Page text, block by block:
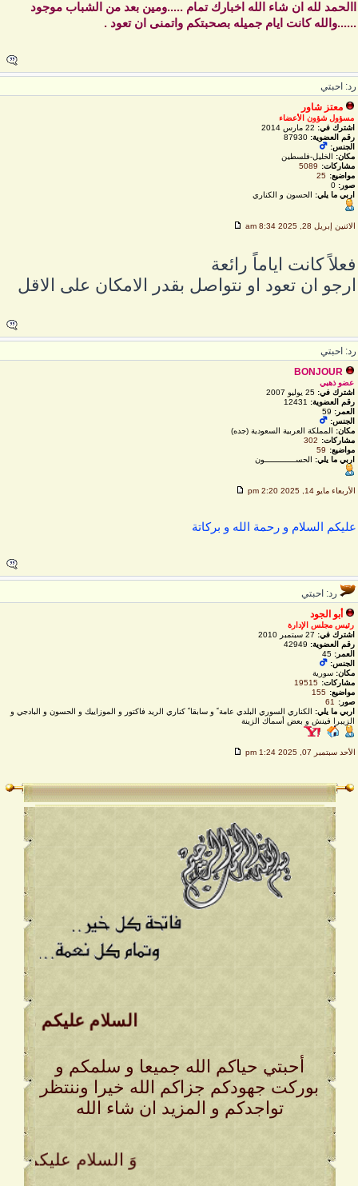
لله ان شاء الله اخبارك تمام .....ومين بعد من الشباب موجود
كانت ايام جميله بصحبتكم واتمنى ان تعود .
احبتي
معتز شاور
مسؤول شؤون الأعضاء
اشترك في:22 مارس 2014
رقم العضوية:87930
الجنس:
مكان:الخليل-فلسطين
مشاركات:
5089
مواضيع:
25
صور: 0
اربي ما يلي:الحسون و الكناري
الاثنين إبريل 28, 2025 8:34 am
كانت اياماً رائعة
ان تعود او نتواصل بقدر الامكان على الاقل
احبتي
BONJOUR
عضو ذهبي
اشترك في:25 يوليو 2007
رقم العضوية:12431
العمر: 59
الجنس:
مكان:المملكة العربية السعودية (جده)
مشاركات:
302
مواضيع:
59
اربي ما يلي:الحســـــــــــــون
الأربعاء مايو 14, 2025 2:20 pm
السلام و رحمة الله و بركاتة
رد: احبتي
أبو الجود
رئيس مجلس الإدارة
اشترك في:27 سبتمبر 2010
رقم العضوية:42949
العمر: 45
الجنس:
مكان:سورية
مشاركات:
19515
مواضيع:
155
صور:
61
اربي ما يلي:الكناري السوري البلدي عامة ً و سابقا ً كناري الريد فاكتور و الموزاييك و الحسون و البادجي و
الزيبرا فينش و بعض أسماك الزينة
الأحد سبتمبر 07, 2025 1:24 pm
السلام عليكم وَ
أحبتي حياكم الله جميعا و سلمكم و
بوركت جهودكم جزاكم الله خيرا وننتظر
تواجدكم و المزيد ان شاء الله
. وَ السلام عليكم وَ